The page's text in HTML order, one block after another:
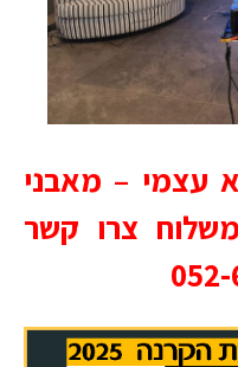
עצמי – מאבני
צרו קשר